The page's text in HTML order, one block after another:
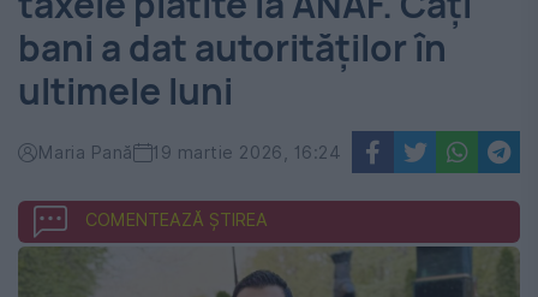
Evenimentul
Zilei
bani a dat autorităților în
ultimele luni
Maria Pană 19 martie 2026, 16:24
COMENTEAZĂ ȘTIREA